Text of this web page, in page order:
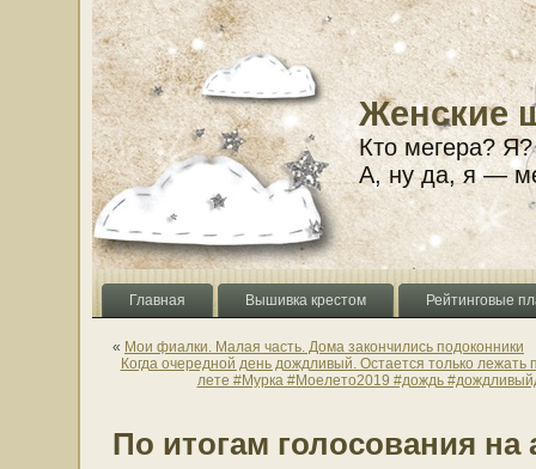
Женские
Кто мегера?
А, ну да, я —
Главная Вышивка крестом Рейтинговые
« Мои фиалки. Малая часть. Дома закончились подоконники
Когда очередной день дождливый. Остается только
лете #Мурка #Моелето2019 #дождь
По итогам голосования на